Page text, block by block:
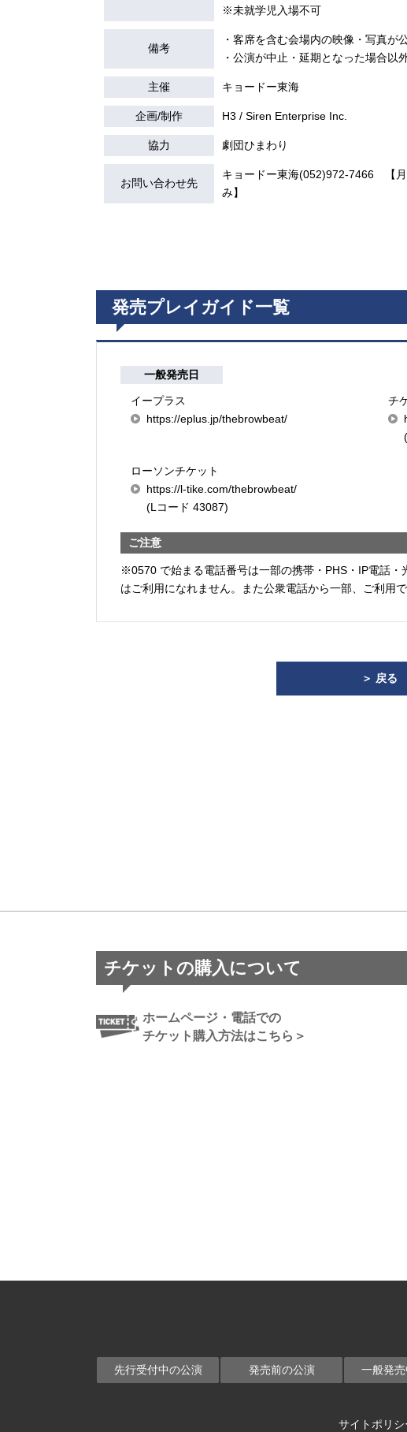
※未就学児入場不可
備考
・客席を含む会場内の映像・写真が
・公演が中止・延期となった場合以
主催 キョードー東海
企画/制作 H3 / Siren Enterprise Inc.
協力 劇団ひまわり
お問い合わせ先
キョードー東海(052)972-7466 【
み】
発売プレイガイド一覧
一般発売日
イープラス
https://eplus.jp/thebrowbeat/
チ
ローソンチケット
https://l-tike.com/thebrowbeat/
(Lコード 43087)
ご注意
※0570 で始まる電話番号は一部の携帯・PHS・IP電話・
はご利用になれません。また公衆電話から一部、ご利用
＞ 戻る
チケットの購入について
ホームページ・電話での
チケット購入方法はこちら＞
先行受付中の公演 発売前の公演 一般発
サイトポリシ